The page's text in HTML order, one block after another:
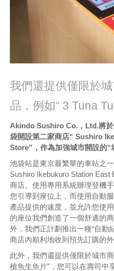
我們還提供僅限於
品，例如“ 3 Tuna
Akindo Sushiro Co.，Ltd.將
袋開設第二家商店“ Sushiro
Store”，作為加強城市開設的“
池袋站是東京最繁華的車站之
Sushiro Ikebukuro Station East
商店。使用專用系統辦理登機
您引導到座位上，而使用自動
產品提供的速度，並允許您使
的座位我們創造了一個舒適的
外，我們正計劃推出一種“自動
商店內順利地收到預先訂購的外
此外，我們還提供僅限於城市
槍魚生魚片”，您可以在壽司中